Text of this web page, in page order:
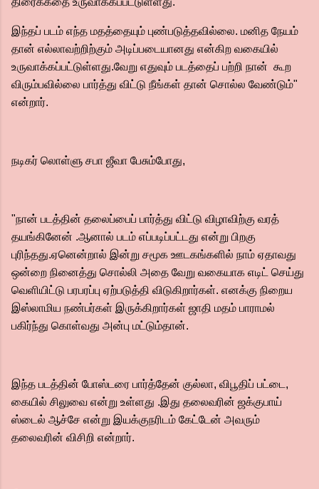
இந்தப் படம் எந்த மதத்தையும் புண்படுத்தவில்லை. மனித நேயம்
தான் எல்லாவற்றிற்கும் அடிப்படையானது என்கிற வகையில்
உருவாக்கப்பட்டுள்ளது.வேறு எதுவும் படத்தைப் பற்றி நான் கூற
விரும்பவில்லை பார்த்து விட்டு நீங்கள் தான் சொல்ல வேண்டும்"
என்றார்.
நடிகர் லொள்ளு சபா ஜீவா பேசும்போது,
"நான் படத்தின் தலைப்பைப் பார்த்து விட்டு விழாவிற்கு வரத்
தயங்கினேன் .ஆனால் படம் எப்படிப்பட்டது என்று பிறகு
புரிந்தது.ஏனென்றால் இன்று சமூக ஊடகங்களில் நாம் ஏதாவது
ஒன்றை நினைத்து சொல்லி அதை வேறு வகையாக எடிட் செய்து
வெளியிட்டு பரபரப்பு ஏற்படுத்தி விடுகிறார்கள். எனக்கு நிறைய
இஸ்லாமிய நண்பர்கள் இருக்கிறார்கள் ஜாதி மதம் பாராமல்
பகிர்ந்து கொள்வது அன்பு மட்டும்தான்.
இந்த படத்தின் போஸ்டரை பார்த்தேன் குல்லா, விபூதிப் பட்டை,
கையில் சிலுவை என்று உள்ளது .இது தலைவரின் ஜக்குபாய்
ஸ்டைல் ஆச்சே என்று இயக்குநரிடம் கேட்டேன் அவரும்
தலைவரின் விசிறி என்றார்.